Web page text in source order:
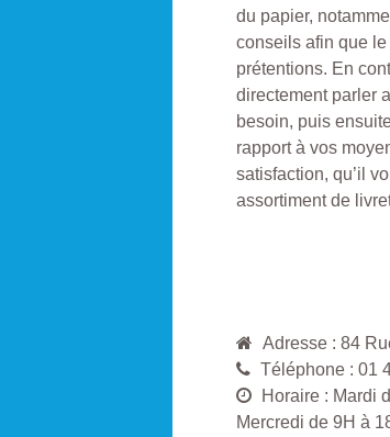
du papier,
conseils afin que
prétentions. En
directement parler
besoin, puis
rapport à vos
satisfaction, qu’il
assortiment de
Adresse : 84
Téléphone : 01
Horaire : Mardi
Mercredi de 9H à